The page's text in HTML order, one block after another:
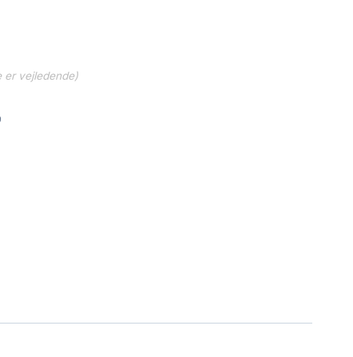
er vejledende)